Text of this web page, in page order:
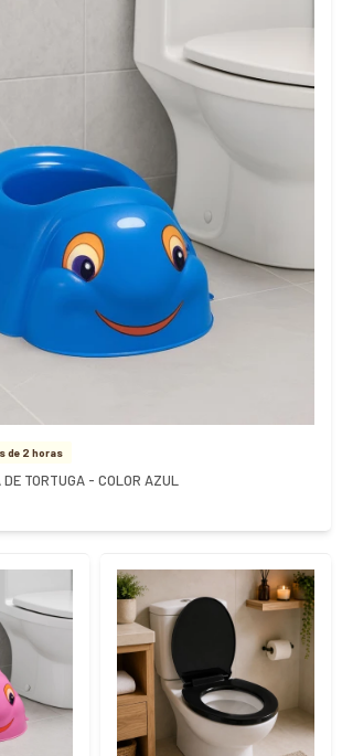
de 2 horas
TORTUGA - COLOR AZUL